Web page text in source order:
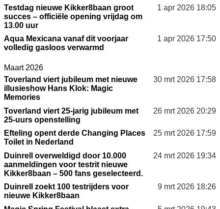
Testdag nieuwe Kikker8baan groot
succes – officiële opening vrijdag om
13.00 uur
1 apr 2026 18:05
Aqua Mexicana vanaf dit voorjaar
volledig gasloos verwarmd
1 apr 2026 17:50
Maart 2026
Toverland viert jubileum met nieuwe
illusieshow Hans Klok: Magic
Memories
30 mrt 2026 17:58
Toverland viert 25-jarig jubileum met
25-uurs openstelling
26 mrt 2026 20:29
Efteling opent derde Changing Places
Toilet in Nederland
25 mrt 2026 17:59
Duinrell overweldigd door 10.000
aanmeldingen voor testrit nieuwe
Kikker8baan – 500 fans geselecteerd.
24 mrt 2026 19:34
Duinrell zoekt 100 testrijders voor
nieuwe Kikker8baan
9 mrt 2026 18:26